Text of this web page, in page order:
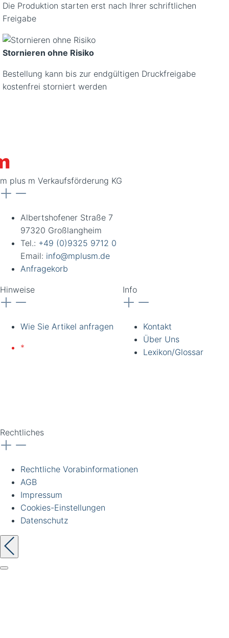
Die Produktion starten erst nach Ihrer schriftlichen
Freigabe
Stornieren ohne Risiko
Bestellung kann bis zur endgültigen Druckfreigabe
kostenfrei storniert werden
m plus m Verkaufsförderung KG
Albertshofener Straße 7
97320 Großlangheim
Tel.: +49 (0)9325 9712 0
Email: info@mplusm.de
Anfragekorb
Hinweise
Wie Sie Artikel anfragen
*
Info
Kontakt
Über Uns
Lexikon/Glossar
Rechtliches
Rechtliche Vorabinformationen
AGB
Impressum
Cookies-Einstellungen
Datenschutz